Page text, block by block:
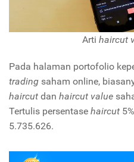
Arti haircut
Pada halaman portofolio
trading saham online,
haircut dan haircut value
Tertulis persentase haircut
5.735.626.